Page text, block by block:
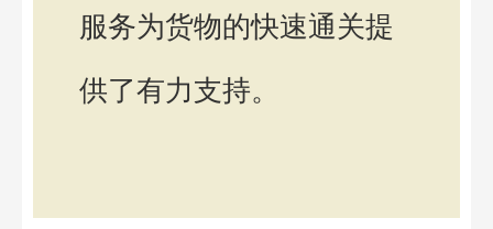
服务为货物的快速通关提
供了有力支持。